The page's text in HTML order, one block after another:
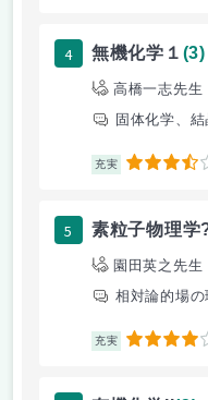
4 無機化学１ (3)
高橋一志先生
固体化学、
充実 3.5
5 素粒子物理学
園田英之先生
相対論的場
充実 4